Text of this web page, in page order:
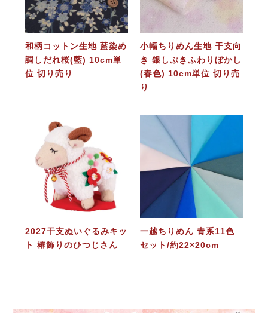
和柄コットン生地 藍染め
調しだれ桜(藍) 10cm単
位 切り売り
小幅ちりめん生地 干支向
き 銀しぶきふわりぼかし
(春色) 10cm単位 切り売
り
2027干支ぬいぐるみキッ
ト 椿飾りのひつじさん
一越ちりめん 青系11色
セット/約22×20cm